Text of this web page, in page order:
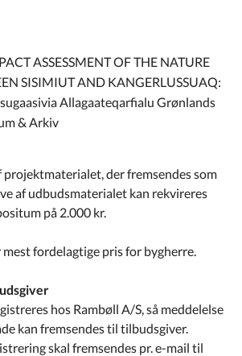
ASSESSMENT OF THE NATURE
SISIMIUT AND KANGERLUSSUAQ:
Allagaateqarfialu Grønlands
& Arkiv
der fremsendes som
af udbudsmaterialet kan rekvireres
på 2.000 kr.
fordelagtige pris for bygherre.
hos Rambøll A/S, så meddelelse
kan fremsendes til tilbudsgiver.
skal fremsendes pr. e-mail til